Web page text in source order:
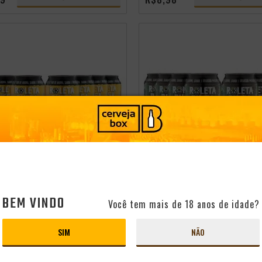
ROLETA
IPA LATA
Estilo:Imperial IPA
PACK 8 CERVEJAS ROLETA
BEM VINDO Você tem mais de 18 anos de idade?
SIM NÃO